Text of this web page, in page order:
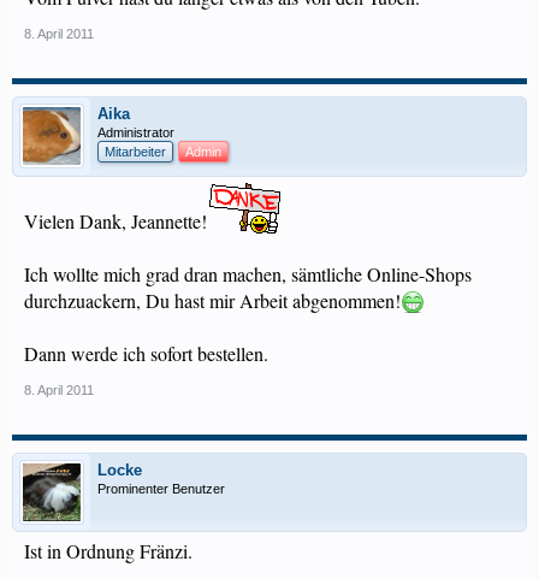
8. April 2011
Aika
Administrator
Mitarbeiter
Admin
Vielen Dank, Jeannette!
Ich wollte mich grad dran machen, sämtliche Online-Shops
durchzuackern, Du hast mir Arbeit abgenommen!
Dann werde ich sofort bestellen.
8. April 2011
Locke
Prominenter Benutzer
Ist in Ordnung Fränzi.